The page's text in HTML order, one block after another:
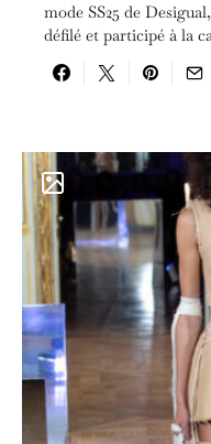
mode SS25 de
défilé et participé à la